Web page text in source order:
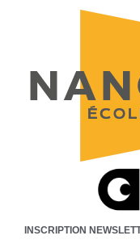
INSCRIPTION